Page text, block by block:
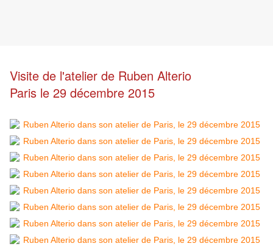
Visite de l'atelier de Ruben Alterio
Paris le 29 décembre 2015